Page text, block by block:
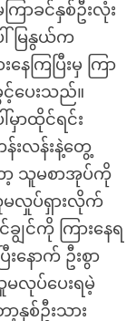
ြာခင်နှစ်ဦးလုံး
မြနွယ်က
ေကြပြီးမှ ကြာ
ပေးသည်။
ာထိုင်ရင်း
လန်းနဲ့တွေ့
သူမစာအုပ်ကို
လှုပ်ရှားလိုက်
င်ကို ကြားနေရ
ောက် ဦးစွာ
လုပ်ပေးရမဲ့
နှစ်ဦးသား